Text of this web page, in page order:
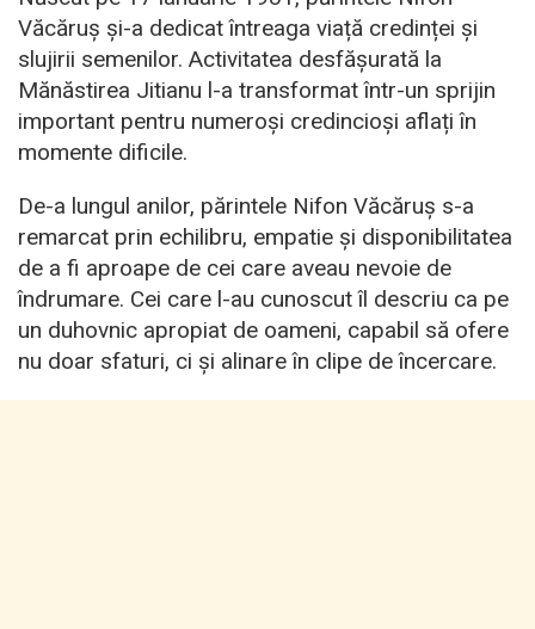
Văcăruș și-a dedicat întreaga viață credinței și
slujirii semenilor. Activitatea desfășurată la
Mănăstirea Jitianu l-a transformat într-un sprijin
important pentru numeroși credincioși aflați în
momente dificile.
De-a lungul anilor, părintele Nifon Văcăruș s-a
remarcat prin echilibru, empatie și disponibilitatea
de a fi aproape de cei care aveau nevoie de
îndrumare. Cei care l-au cunoscut îl descriu ca pe
un duhovnic apropiat de oameni, capabil să ofere
nu doar sfaturi, ci și alinare în clipe de încercare.